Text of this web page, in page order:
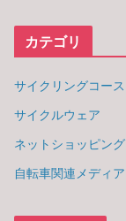
カテゴリ
サイクリングコース
サイクルウェア
ネットショッピング
自転車関連メディア